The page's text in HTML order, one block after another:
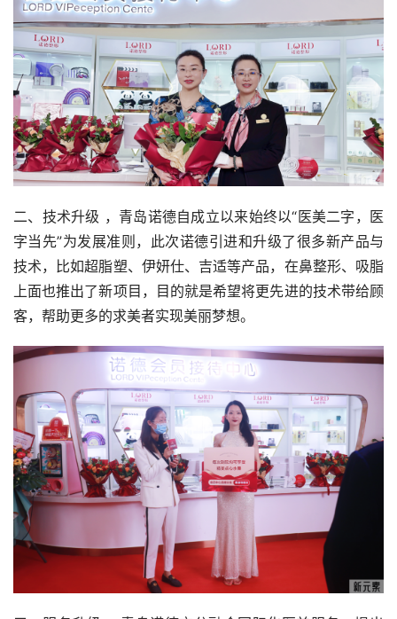
二、技术升级 ，青岛诺德自成立以来始终以“医美二字，医
字当先”为发展准则，此次诺德引进和升级了很多新产品与
技术，比如超脂塑、伊妍仕、吉适等产品，在鼻整形、吸脂
上面也推出了新项目，目的就是希望将更先进的技术带给顾
客，帮助更多的求美者实现美丽梦想。